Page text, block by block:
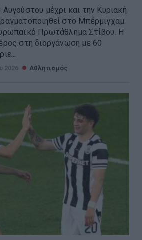
μέχρι και την Κυριακή
στο Μπέρμιγχαμ
Πρωτάθλημα Στίβου. Η
στη διοργάνωση με 60
2026 Αθλητισμός